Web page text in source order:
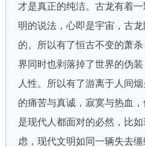
才是真正的纯洁。古龙有着
明的说法，心即是宇宙，古
的。所以有了恒古不变的萧
界同时也剥落掉了世界的伪
人性。所以有了游离于人间
的痛苦与真诚，寂寞与热血
是现代人都面对的必然，比
虑，现代文明如同一辆失去